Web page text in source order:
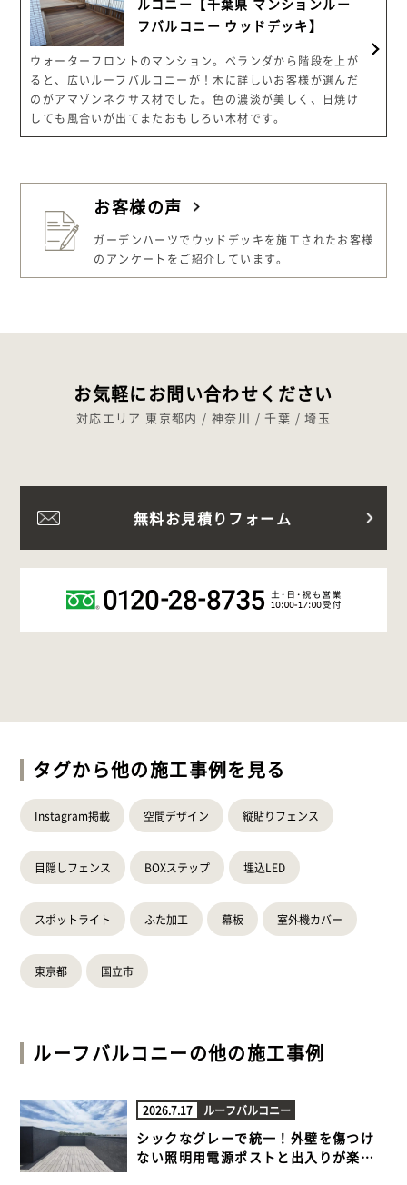
ルコニー【千葉県 マンションルー
フバルコニー ウッドデッキ】
ウォーターフロントのマンション。ベランダから階段を上が
ると、広いルーフバルコニーが！木に詳しいお客様が選んだ
のがアマゾンネクサス材でした。色の濃淡が美しく、日焼け
しても風合いが出てまたおもしろい木材です。
お客様の声
ガーデンハーツでウッドデッキを施工されたお客様
のアンケートをご紹介しています。
お気軽にお問い合わせください
対応エリア 東京都内 / 神奈川 / 千葉 / 埼玉
無料お見積りフォーム
タグから他の施工事例を見る
Instagram掲載 空間デザイン 縦貼りフェンス
目隠しフェンス BOXステップ 埋込LED
スポットライト ふた加工 幕板 室外機カバー
東京都 国立市
ルーフバルコニーの他の施工事例
2026.7.17 ルーフバルコニー
シックなグレーで統一！外壁を傷つけ
ない照明用電源ポストと出入りが楽に